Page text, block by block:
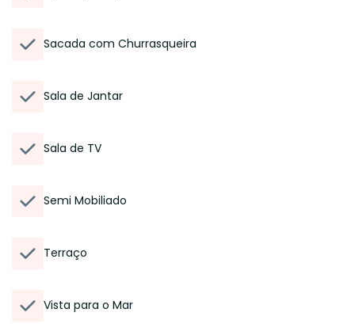
Sacada com Churrasqueira
Sala de Jantar
Sala de TV
Semi Mobiliado
Terraço
Vista para o Mar